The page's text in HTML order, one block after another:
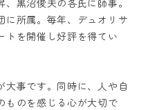
に所属。毎年、デュオリサ
トを開催し好評を得てい
大事です。同時に、人や自
ものを感じる心が大切で